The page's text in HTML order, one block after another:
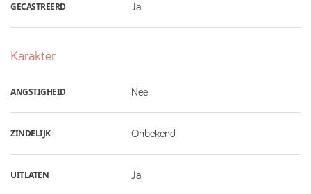
GECASTREERD Ja
Karakter
ANGSTIGHEID Nee
ZINDELIJK Onbekend
UITLATEN Ja